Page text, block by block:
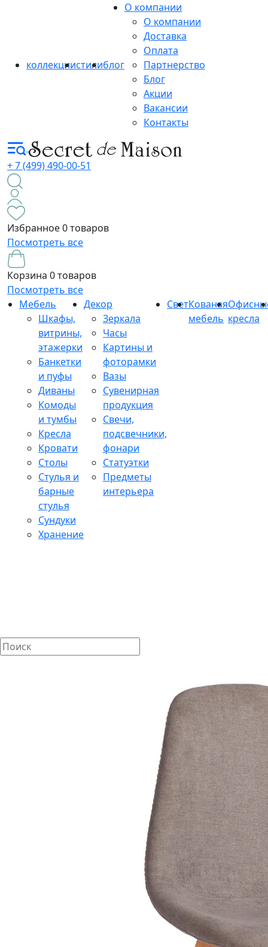
коллекциистилиблог
О компании
О компании
Доставка
Оплата
Партнерство
Блог
Акции
Вакансии
Контакты
+ 7 (499) 490-00-51
Избранное0 товаров
Посмотреть все
Корзина 0 товаров
Посмотреть все
Мебель
Шкафы,
витрины,
этажерки
Банкетки
и пуфы
Диваны
Комоды
и тумбы
Кресла
Кровати
Столы
Стулья и
барные
стулья
Сундуки
Хранение
Декор
Зеркала
Часы
Картины и
фоторамки
Вазы
Сувенирная
продукция
Свечи,
подсвечники,
фонари
Статуэтки
Предметы
интерьера
СветКованая
мебель кресла